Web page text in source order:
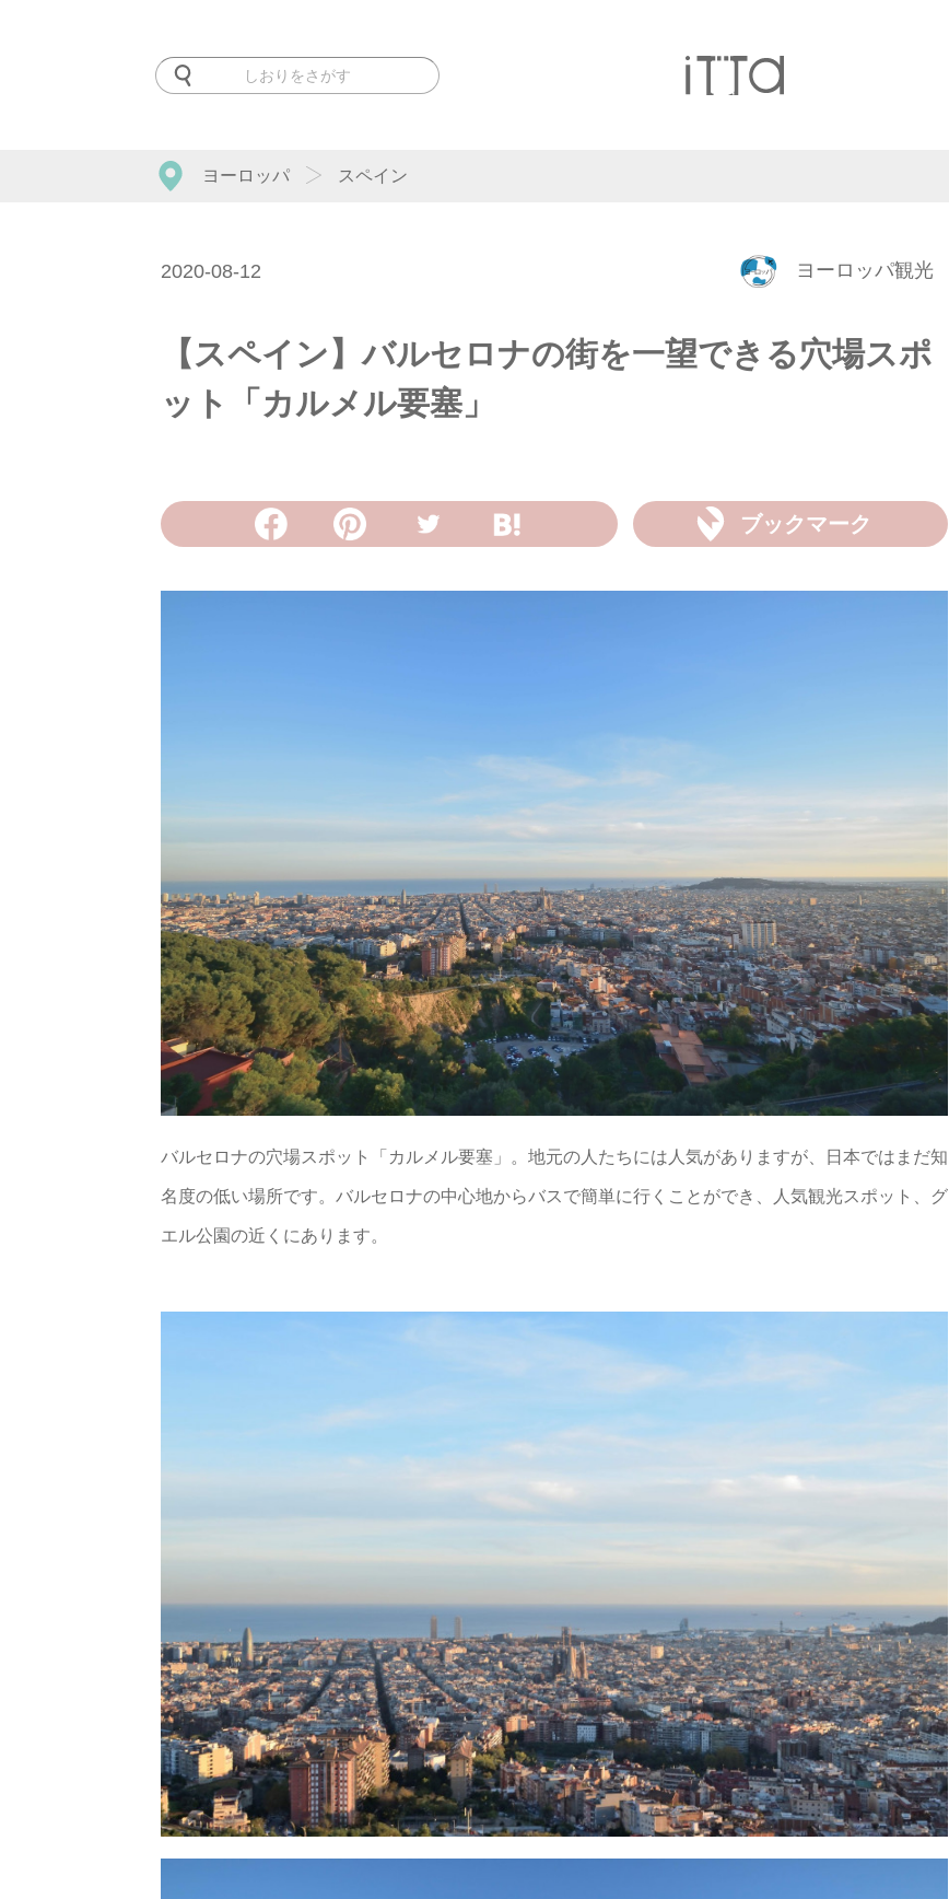
ヨーロッパ スペイン
2020-08-12 ヨーロッパ観光
【スペイン】バルセロナの街を一望できる穴場スポ
ット「カルメル要塞」
ブックマーク
バルセロナの穴場スポット「カルメル要塞」。地元の人たちには人気がありますが、日本ではまだ知
名度の低い場所です。バルセロナの中心地からバスで簡単に行くことができ、人気観光スポット、グ
エル公園の近くにあります。